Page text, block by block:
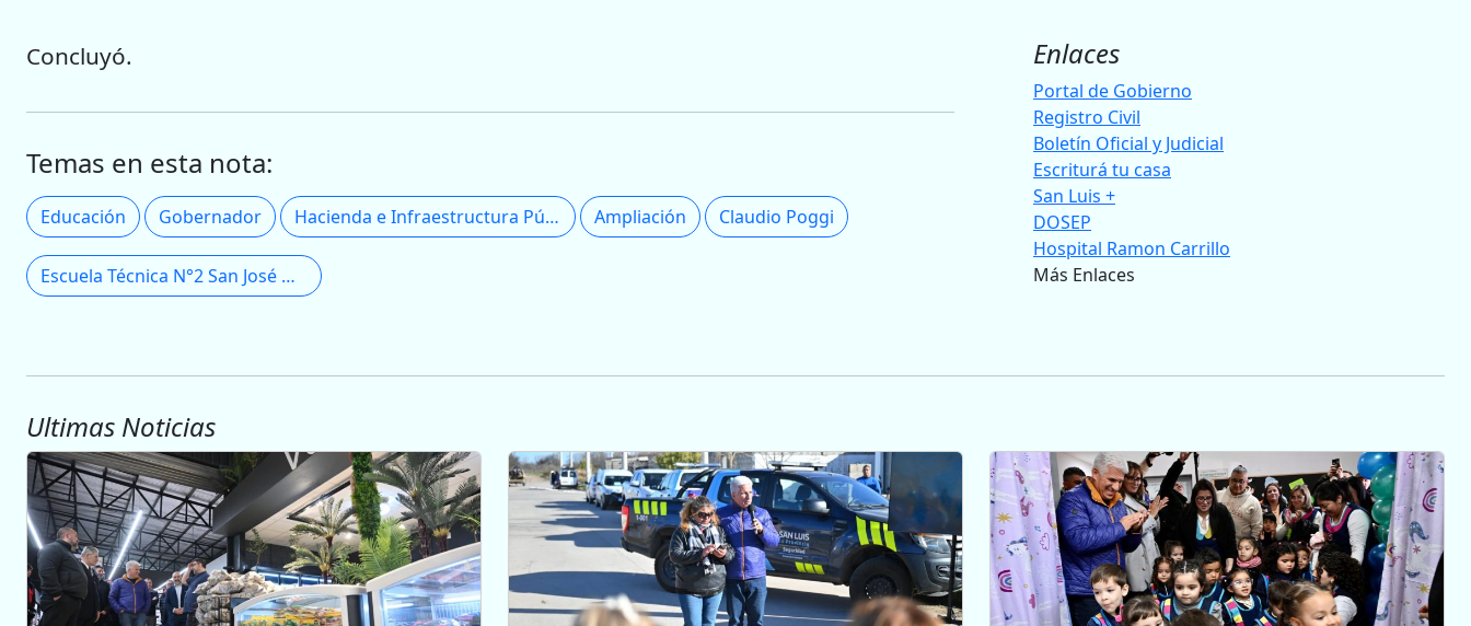
Concluyó.
Temas en esta nota:
Educación Gobernador Hacienda e Infraestructura Pública Ampliación Claudio Poggi
Escuela Técnica N°2 San José Obrero
Enlaces
Portal de Gobierno
Registro Civil
Boletín Oficial y Judicial
Escriturá tu casa
San Luis +
DOSEP
Hospital Ramon Carrillo
Más Enlaces
Ultimas Noticias